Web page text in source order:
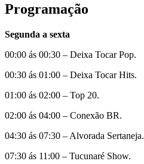
Programação
Segunda a sexta
00:00 ás 00:30 – Deixa Tocar Pop.
00:30 ás 01:00 – Deixa Tocar Hits.
01:00 ás 02:00 – Top 20.
02:00 ás 04:00 – Conexão BR.
04:30 ás 07:30 – Alvorada Sertaneja.
07:30 ás 11:00 – Tucunaré Show.